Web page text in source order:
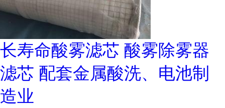
长寿命酸雾滤芯 酸雾除雾器
滤芯 配套金属酸洗、电池制
造业